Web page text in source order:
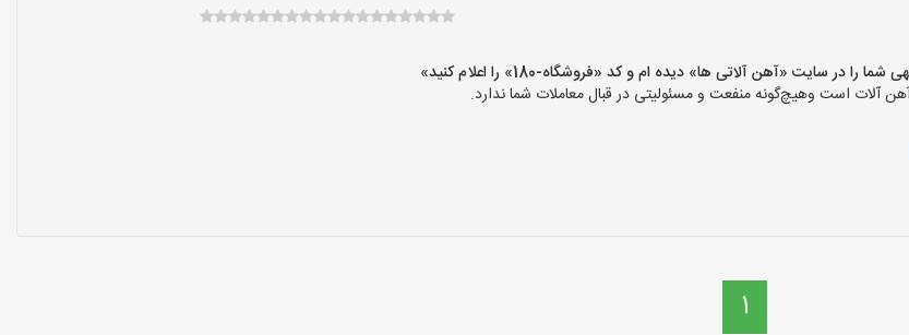
در سایت «آهن آلاتی ها» دیده ام و کد «فروشگاه-180» را اعلام کنید»
آلات است وهیچ‌گونه منفعت و مسئولیتی در قبال معاملات شما ندارد.
1